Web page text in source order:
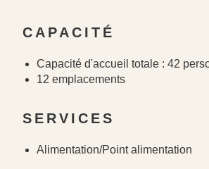
CAPACITÉ
Capacité d'accueil totale : 42
12 emplacements
SERVICES
Alimentation/Point alimentation